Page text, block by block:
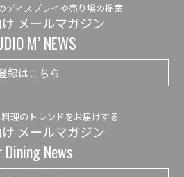
ディスプレイや売り場の提案
メールマガジン
M’ NEWS
録はこちら
理のトレンドをお届けする
メールマガジン
Dining News